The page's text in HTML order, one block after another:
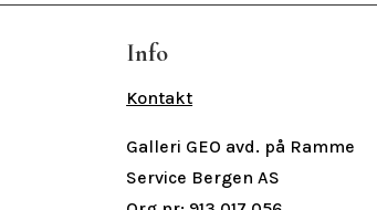
Info
Kontakt
Galleri GEO avd. på Ramme
Service Bergen AS